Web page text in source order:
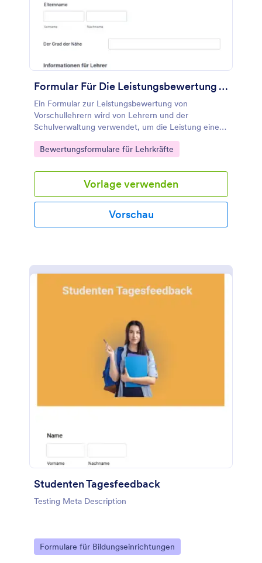
Formular Für Die Leistungsbewertung Von Vorschullehrern
Ein Formular zur Leistungsbewertung von
Vorschullehrern wird von Lehrern und der
Schulverwaltung verwendet, um die Leistung eines
Vorschullehrers zu bewerten.
Go to Category:
Bewertungsformulare für Lehrkräfte
Vorlage verwenden
Vorschau
Studenten Tagesfeedback
Testing Meta Description
Go to Category:
Formulare für Bildungseinrichtungen